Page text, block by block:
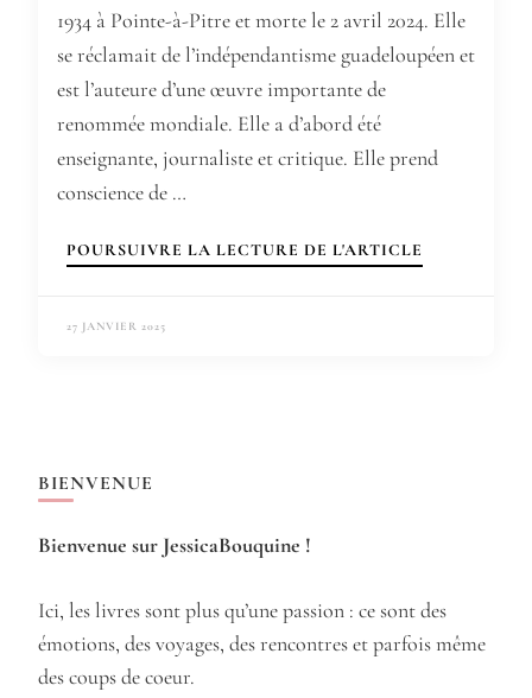
1934 à Pointe-à-Pitre et morte le 2 avril 2024. Elle
se réclamait de l’indépendantisme guadeloupéen et
est l’auteure d’une œuvre importante de
renommée mondiale. Elle a d’abord été
enseignante, journaliste et critique. Elle prend
conscience de …
POURSUIVRE LA LECTURE DE L'ARTICLE
27 JANVIER 2025
BIENVENUE
Bienvenue sur JessicaBouquine !
Ici, les livres sont plus qu’une passion : ce sont des
émotions, des voyages, des rencontres et parfois même
des coups de coeur.